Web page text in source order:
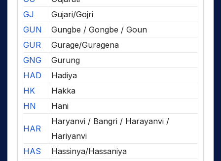
GJ
Gujari/Gojri
GUN
Gungbe / Gongbe / Goun
GUR
Gurage/Guragena
GNG
Gurung
HAD
Hadiya
HK
Hakka
HN
Hani
HAR
Haryanvi / Bangri / Harayanvi /
Hariyanvi
HAS
Hassinya/Hassaniya